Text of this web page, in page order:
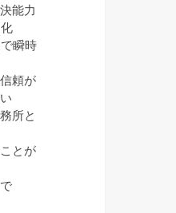
能力
瞬時
頼が
所と
とが